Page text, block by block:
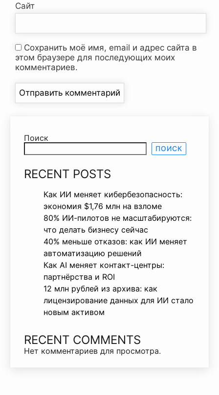
Сайт
Сохранить моё имя, email и адрес сайта в
этом браузере для последующих моих
комментариев.
Поиск
ПОИСК
RECENT POSTS
Как ИИ меняет кибербезопасность:
экономия $1,76 млн на взломе
80% ИИ-пилотов не масштабируются:
что делать бизнесу сейчас
40% меньше отказов: как ИИ меняет
автоматизацию решений
Как AI меняет контакт-центры:
партнёрства и ROI
12 млн рублей из архива: как
лицензирование данных для ИИ стало
новым активом
RECENT COMMENTS
Нет комментариев для просмотра.